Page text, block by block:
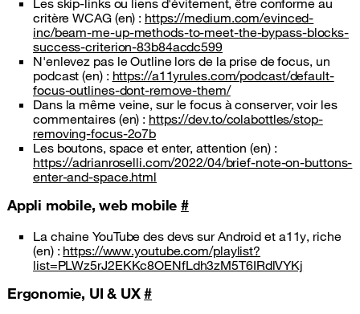
Les skip-links ou liens d'évitement, être conforme au
critère WCAG (en) : https://medium.com/evinced-
inc/beam-me-up-methods-to-meet-the-bypass-blocks-
success-criterion-83b84acdc599
N'enlevez pas le Outline lors de la prise de focus, un
podcast (en) : https://a11yrules.com/podcast/default-
focus-outlines-dont-remove-them/
Dans la même veine, sur le focus à conserver, voir les
commentaires (en) : https://dev.to/colabottles/stop-
removing-focus-2o7b
Les boutons, space et enter, attention (en) :
https://adrianroselli.com/2022/04/brief-note-on-buttons-
enter-and-space.html
Appli mobile, web mobile#
La chaine YouTube des devs sur Android et a11y, riche
(en) : https://www.youtube.com/playlist?
list=PLWz5rJ2EKKc8OENfLdh3zM5T6IRdlVYKj
Ergonomie, UI & UX#